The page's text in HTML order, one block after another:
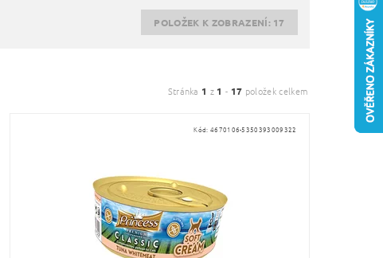
POLOŽEK K ZOBRAZENÍ: 17
Stránka 1 z 1 - 17 položek celkem
Kód: 4670106-5350393009322